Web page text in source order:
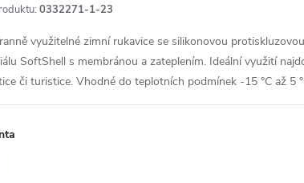
0332271-1-23
využitelné zimní rukavice se silikonovou
SoftShell s membránou a zateplením. Ideální využití
či turistice. Vhodné do teplotních podmínek -15 °C až 5